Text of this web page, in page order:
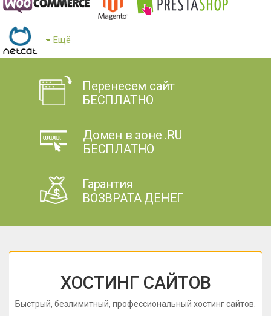
Ещё
Перенесем сайт
БЕСПЛАТНО
Домен в зоне .RU
БЕСПЛАТНО
Гарантия
ВОЗВРАТА ДЕНЕГ
ХОСТИНГ САЙТОВ
Быстрый, безлимитный, профессиональный хостинг сайтов.